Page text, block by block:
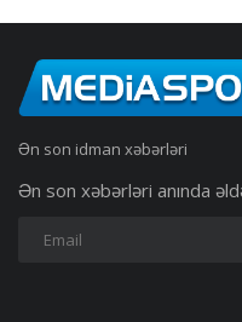
Ən son idman xəbərləri
Ən son xəbərləri anında